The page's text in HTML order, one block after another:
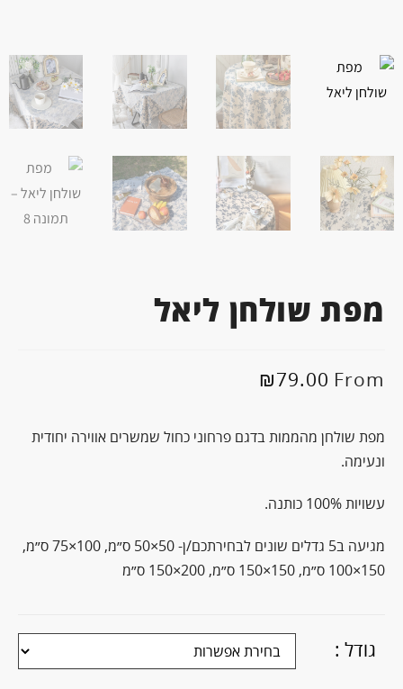
מפת שולחן ליאל
From
₪79.00
מפת שולחן מהממות בדגם פרחוני כחול שמשרים אווירה יחודית
ונעימה.
עשויות 100% כותנה.
מגיעה ב5 גדלים שונים לבחירתכם/ן- 50×50 ס״מ, 100×75 ס״מ,
150×100 ס״מ, 150×150 ס״מ, 200×150 ס״מ
גודל :